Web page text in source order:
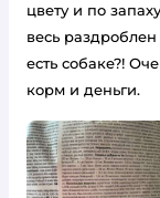
цвету и по
весь
есть собаке?!
корм и деньги.